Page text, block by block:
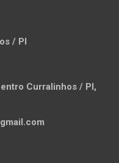
/ PI
Curralinhos / PI,